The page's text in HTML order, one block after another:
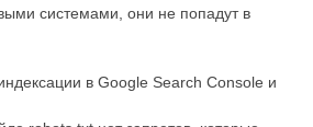
системами, они не попадут в
в Google Search Console и